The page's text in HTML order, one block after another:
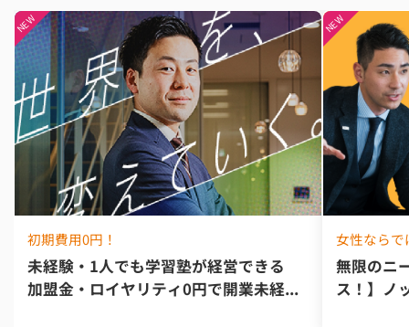
初期費用0円！
未経験・1人でも学習塾が経営できる
加盟金・ロイヤリティ0円で開業未経...
女性なら
無限のニ
ス！】ノ